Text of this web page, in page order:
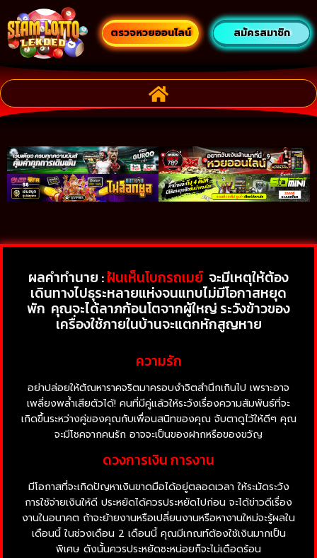
ตรวจหวยออนไลน์ สมัครสมาชิก
ผลคำทำนาย :ฝันเห็นโบกรถเมย์ จะมีเหตุให้ต้อง
เดินทางไปธุระหลายแห่งจนแทบไม่มีโอกาสหยุด
พัก คุณจะได้ลาภก้อนโตจากผู้ใหญ่ ระวังข้าวของ
เครื่องใช้ภายในบ้านจะแตกหักสูญหาย
ความรัก
อย่าปล่อยให้ตัณหาราคจริตมาครอบงำจิตสำนึกเกินไป เพราะอาจ
เพลี่ยงพล้ำเสียตัวได้! คนที่มีคู่แล้วให้ระวังเรื่องความสัมพันธ์ที่จะ
เกิดขึ้นระหว่างคู่ของคุณกับเพื่อนสนิทของคุณ จับตาดูไว้ให้ดีๆ คุณ
จะมีโชคจากคนรัก อาจจะเป็นของฝากหรือของขวัญ
ดวงการเงิน การงาน
มีโอกาสที่จะเกิดปัญหาเงินขาดมือได้อยู่ตลอดเวลา ให้ระมัดระวัง
การใช้จ่ายเงินให้ดี ประหยัดได้ควรประหยัดไปก่อน จะได้ข่าวดีเรื่อง
งานในอนาคต ถ้าจะย้ายงานหรือเปลี่ยนงานหรือหางานใหม่จะรู้ผลใน
เดือนนี้ ในช่วงเดือน 2 เดือนนี้ คุณมีเกณท์ต้องใช้เงินมากเป็น
พิเศษ ดังนั้นควรประหยัดซะหน่อยก็จะไม่เดือดร้อน